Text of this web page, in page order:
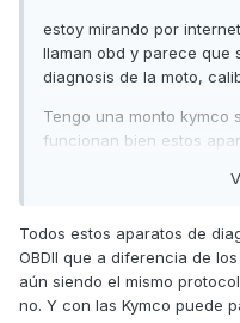
estoy mirando por
llaman obd y parece que
diagnosis de la moto,
Tengo una monto kymco
funcionan bien estos
gracias
Todos estos aparatos de
OBDII que a diferencia de
aún siendo el mismo
no. Y con las Kymco puede